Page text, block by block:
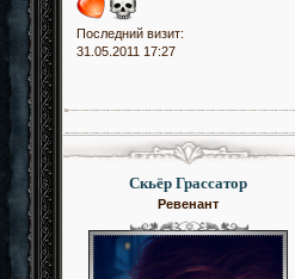
Последний визит:
31.05.2011 17:27
Скьёр Грассатор
Ревенант